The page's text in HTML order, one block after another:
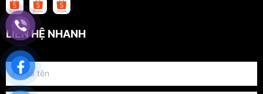
LIÊN HỆ NHANH